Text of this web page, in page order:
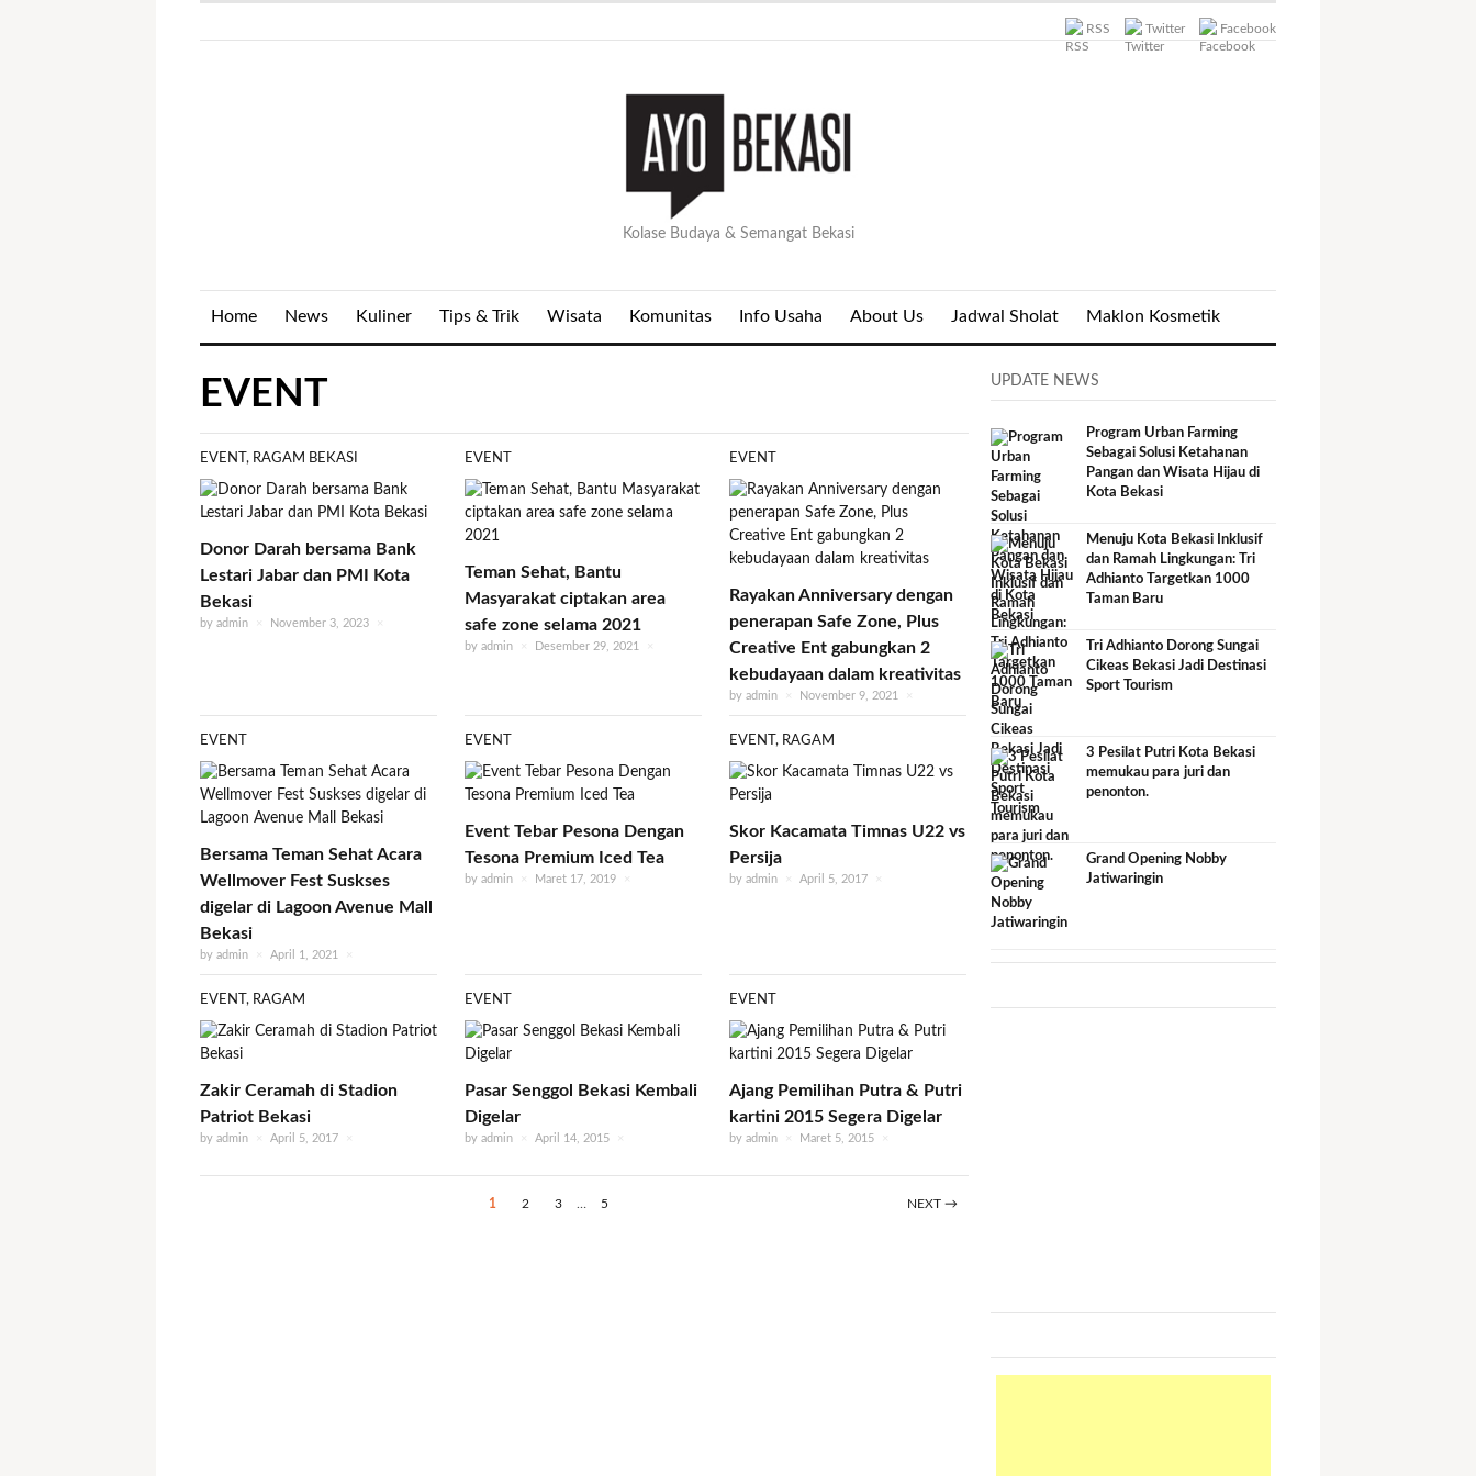
RSS Twitter Facebook
Kolase Budaya & Semangat Bekasi
Home News Kuliner Tips & Trik Wisata Komunitas Info Usaha About Us Jadwal Sholat Maklon Kosmetik
EVENT
EVENT , RAGAM BEKASI
Donor Darah bersama Bank
Lestari Jabar dan PMI Kota
Bekasi
by admin × November 3, 2023 ×
EVENT
Teman Sehat, Bantu
Masyarakat ciptakan area
safe zone selama 2021
by admin × Desember 29, 2021 ×
EVENT
Rayakan Anniversary dengan
penerapan Safe Zone, Plus
Creative Ent gabungkan 2
kebudayaan dalam kreativitas
by admin × November 9, 2021 ×
EVENT
Bersama Teman Sehat Acara
Wellmover Fest Suskses
digelar di Lagoon Avenue Mall
Bekasi
by admin × April 1, 2021 ×
EVENT
Event Tebar Pesona Dengan
Tesona Premium Iced Tea
by admin × Maret 17, 2019 ×
EVENT , RAGAM
Skor Kacamata Timnas U22 vs
Persija
by admin × April 5, 2017 ×
EVENT , RAGAM
Zakir Ceramah di Stadion
Patriot Bekasi
by admin × April 5, 2017 ×
EVENT
Pasar Senggol Bekasi Kembali
Digelar
by admin × April 14, 2015 ×
EVENT
Ajang Pemilihan Putra & Putri
kartini 2015 Segera Digelar
by admin × Maret 5, 2015 ×
1 2 3 5 NEXT →
UPDATE NEWS
Program Urban Farming
Sebagai Solusi Ketahanan
Pangan dan Wisata Hijau di
Kota Bekasi
Menuju Kota Bekasi Inklusif
dan Ramah Lingkungan: Tri
Adhianto Targetkan 1000
Taman Baru
Tri Adhianto Dorong Sungai
Cikeas Bekasi Jadi Destinasi
Sport Tourism
3 Pesilat Putri Kota Bekasi
memukau para juri dan
penonton.
Grand Opening Nobby
Jatiwaringin